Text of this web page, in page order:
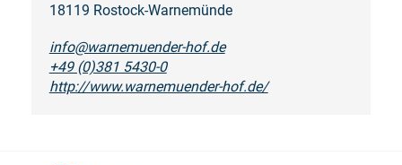
18119 Rostock-Warnemünde
info@warnemuender-hof.de
+49 (0)381 5430-0
http://www.warnemuender-hof.de/